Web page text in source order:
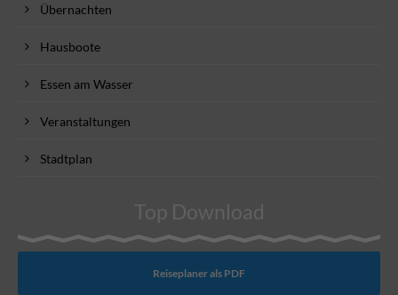
Übernachten
Hausboote
Essen am Wasser
Veranstaltungen
Stadtplan
Top Download
Reiseplaner als PDF